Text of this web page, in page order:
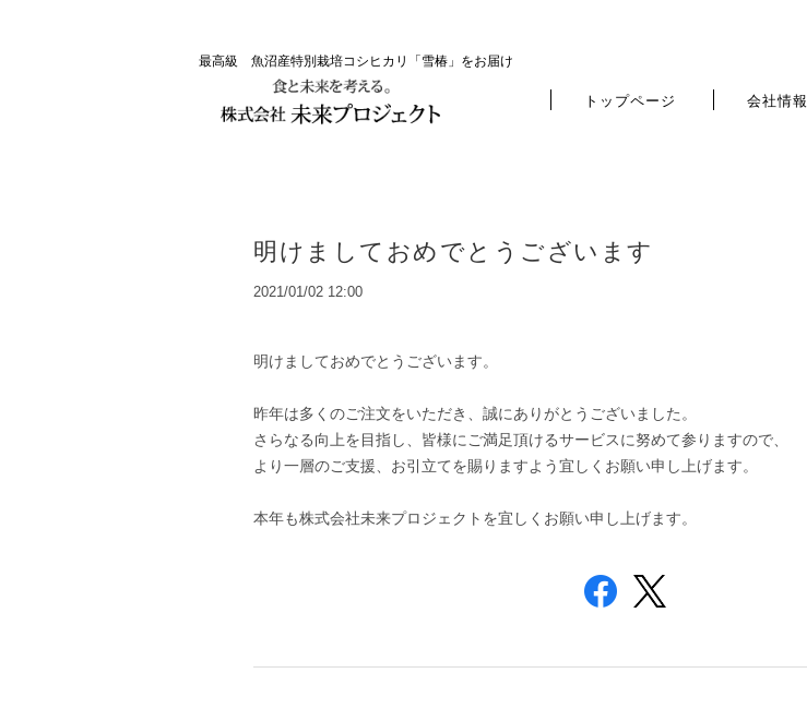
最高級 魚沼産特別栽培コシヒカリ「雪椿」をお届け
トップページ 会社情報
明けましておめでとうございます
2021/01/02 12:00
明けましておめでとうございます。
昨年は多くのご注文をいただき、誠にありがとうございました。
さらなる向上を目指し、皆様にご満足頂けるサービスに努めて参りますので、
より一層のご支援、お引立てを賜りますよう宜しくお願い申し上げます。
本年も株式会社未来プロジェクトを宜しくお願い申し上げます。